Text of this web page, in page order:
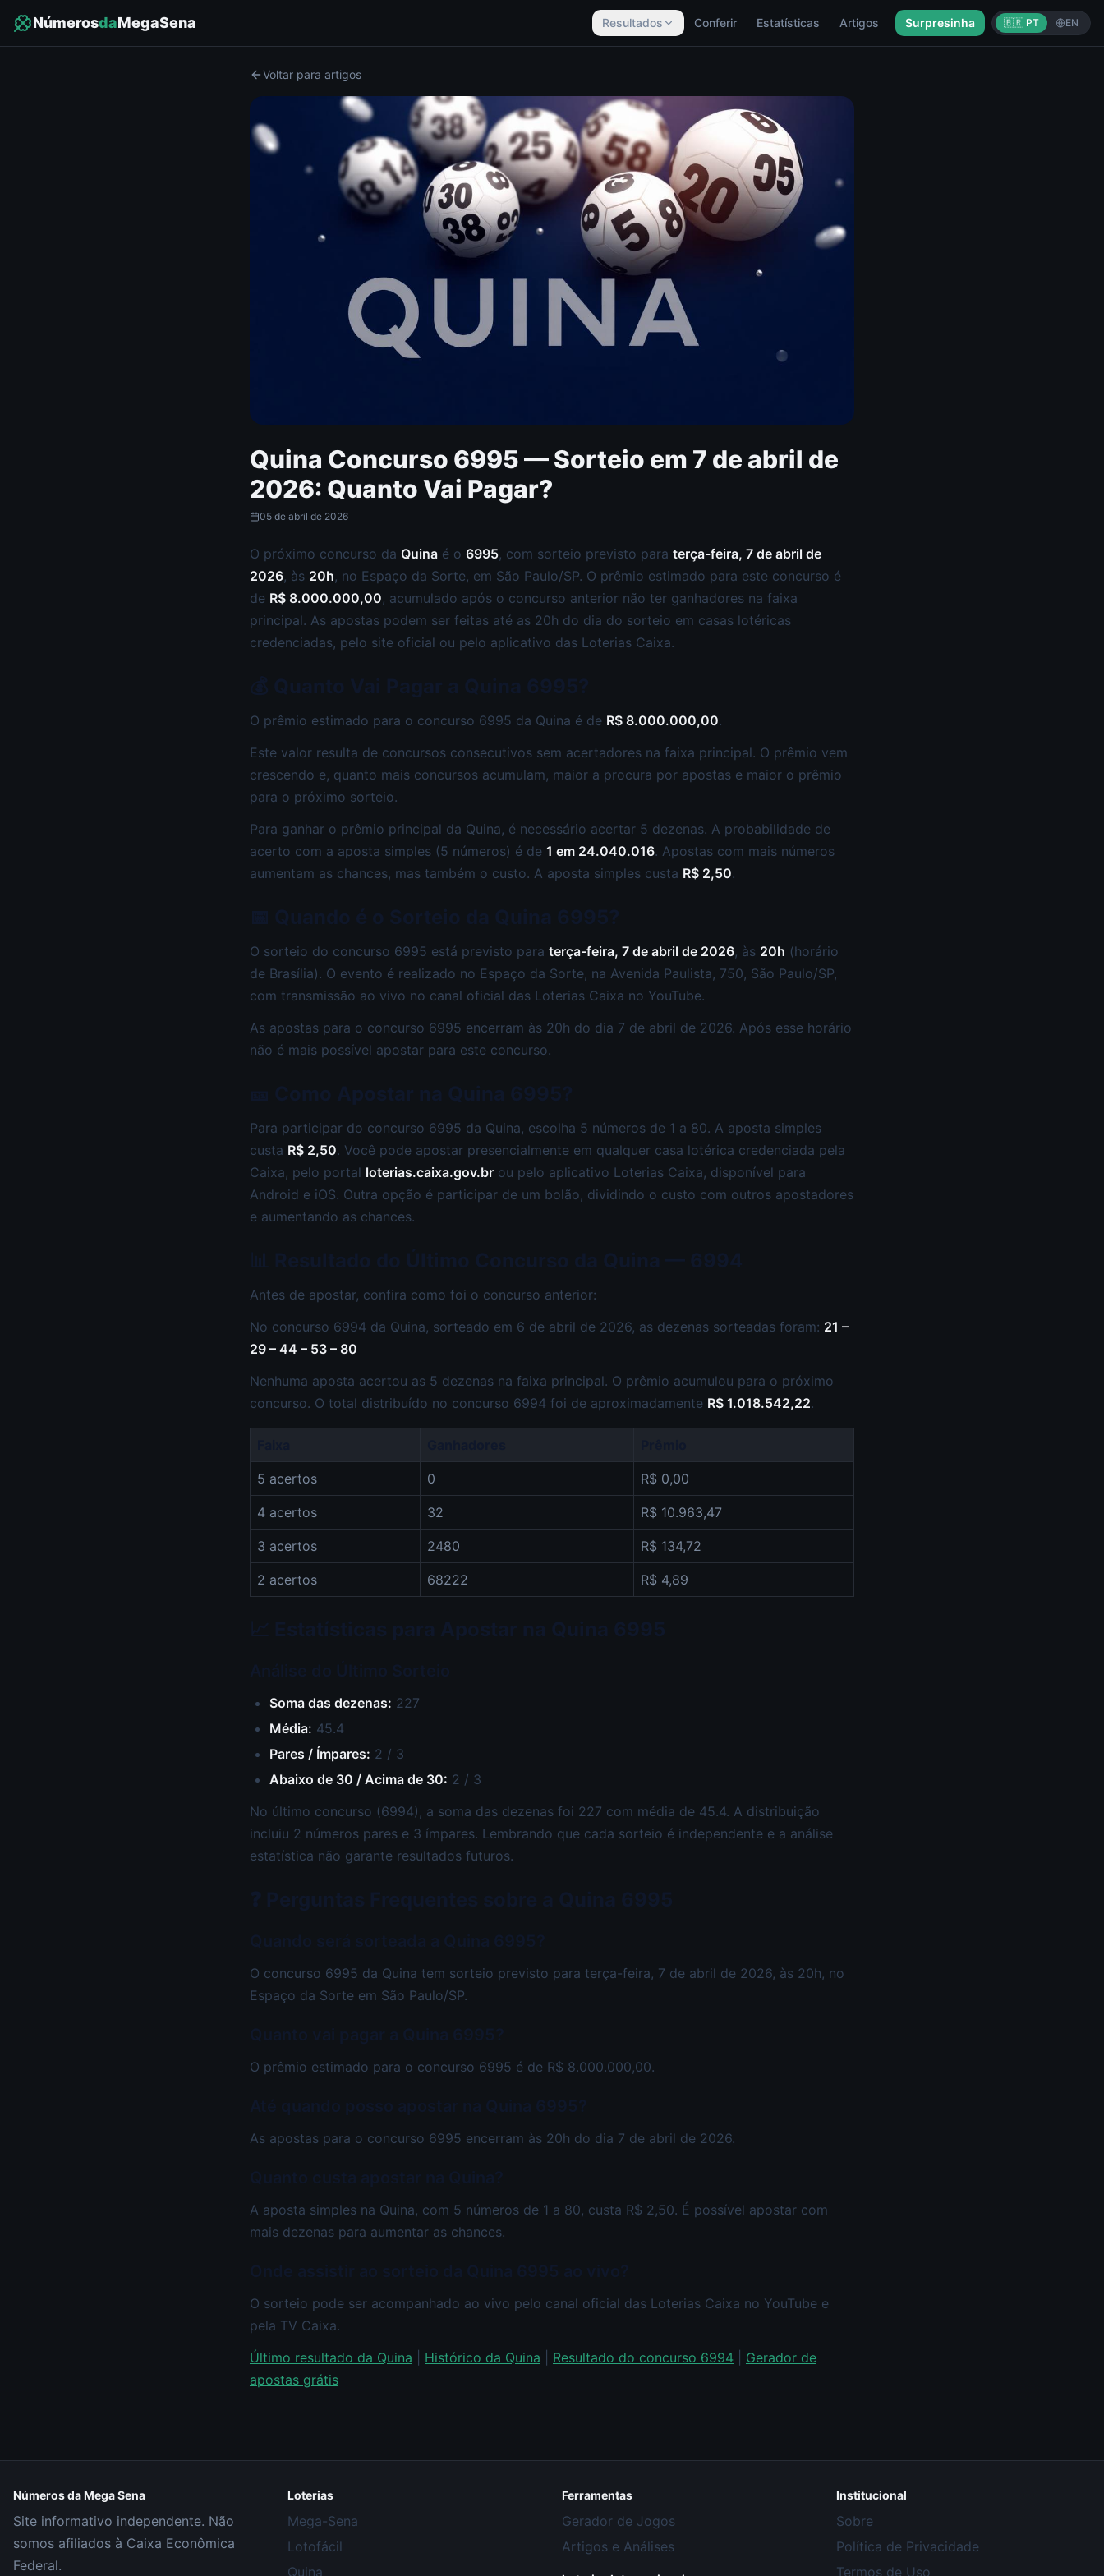
NúmerosdaMegaSena Resultados Conferir Estatísticas Artigos Surpresinha 🇧🇷 PT EN
Voltar para artigos
Quina Concurso 6995 — Sorteio em 7 de abril de
2026: Quanto Vai Pagar?
05 de abril de 2026
O próximo concurso da Quina é o 6995, com sorteio previsto para terça-feira, 7 de abril de
2026, às 20h, no Espaço da Sorte, em São Paulo/SP. O prêmio estimado para este concurso é
de R$ 8.000.000,00, acumulado após o concurso anterior não ter ganhadores na faixa
principal. As apostas podem ser feitas até as 20h do dia do sorteio em casas lotéricas
credenciadas, pelo site oficial ou pelo aplicativo das Loterias Caixa.
O prêmio estimado para o concurso 6995 da Quina é de R$ 8.000.000,00.
Este valor resulta de concursos consecutivos sem acertadores na faixa principal. O prêmio vem
crescendo e, quanto mais concursos acumulam, maior a procura por apostas e maior o prêmio
para o próximo sorteio.
Para ganhar o prêmio principal da Quina, é necessário acertar 5 dezenas. A probabilidade de
acerto com a aposta simples (5 números) é de 1 em 24.040.016. Apostas com mais números
aumentam as chances, mas também o custo. A aposta simples custa R$ 2,50.
O sorteio do concurso 6995 está previsto para terça-feira, 7 de abril de 2026, às 20h (horário
de Brasília). O evento é realizado no Espaço da Sorte, na Avenida Paulista, 750, São Paulo/SP,
com transmissão ao vivo no canal oficial das Loterias Caixa no YouTube.
As apostas para o concurso 6995 encerram às 20h do dia 7 de abril de 2026. Após esse horário
não é mais possível apostar para este concurso.
Para participar do concurso 6995 da Quina, escolha 5 números de 1 a 80. A aposta simples
custa R$ 2,50. Você pode apostar presencialmente em qualquer casa lotérica credenciada pela
Caixa, pelo portal loterias.caixa.gov.br ou pelo aplicativo Loterias Caixa, disponível para
Android e iOS. Outra opção é participar de um bolão, dividindo o custo com outros apostadores
e aumentando as chances.
Antes de apostar, confira como foi o concurso anterior:
No concurso 6994 da Quina, sorteado em 6 de abril de 2026, as dezenas sorteadas foram: 21 –
29 – 44 – 53 – 80
Nenhuma aposta acertou as 5 dezenas na faixa principal. O prêmio acumulou para o próximo
concurso. O total distribuído no concurso 6994 foi de aproximadamente R$ 1.018.542,22.
5 acertos 0 R$ 0,00
4 acertos 32 R$ 10.963,47
3 acertos 2480 R$ 134,72
2 acertos 68222 R$ 4,89
Soma das dezenas: 227
Média: 45.4
Pares / Ímpares: 2 / 3
Abaixo de 30 / Acima de 30: 2 / 3
No último concurso (6994), a soma das dezenas foi 227 com média de 45.4. A distribuição
incluiu 2 números pares e 3 ímpares. Lembrando que cada sorteio é independente e a análise
estatística não garante resultados futuros.
O concurso 6995 da Quina tem sorteio previsto para terça-feira, 7 de abril de 2026, às 20h, no
Espaço da Sorte em São Paulo/SP.
O prêmio estimado para o concurso 6995 é de R$ 8.000.000,00.
As apostas para o concurso 6995 encerram às 20h do dia 7 de abril de 2026.
A aposta simples na Quina, com 5 números de 1 a 80, custa R$ 2,50. É possível apostar com
mais dezenas para aumentar as chances.
O sorteio pode ser acompanhado ao vivo pelo canal oficial das Loterias Caixa no YouTube e
pela TV Caixa.
Último resultado da Quina
Histórico da Quina Resultado do concurso 6994
Gerador de
apostas grátis
Números da Mega Sena
Site informativo independente. Não
somos afiliados à Caixa Econômica
Federal.
Loterias
Mega-Sena
Lotofácil
Quina
Ferramentas
Gerador de Jogos
Artigos e Análises
Institucional
Sobre
Política de Privacidade
Termos de Uso